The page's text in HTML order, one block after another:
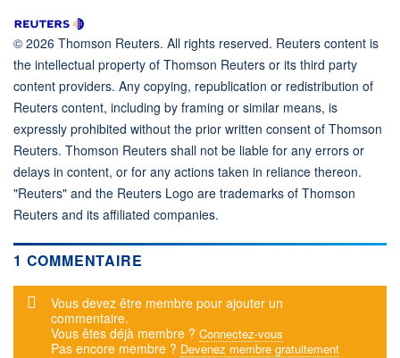
© 2026 Thomson Reuters. All rights reserved. Reuters content is
the intellectual property of Thomson Reuters or its third party
content providers. Any copying, republication or redistribution of
Reuters content, including by framing or similar means, is
expressly prohibited without the prior written consent of Thomson
Reuters. Thomson Reuters shall not be liable for any errors or
delays in content, or for any actions taken in reliance thereon.
"Reuters" and the Reuters Logo are trademarks of Thomson
Reuters and its affiliated companies.
1 COMMENTAIRE
Message d'alerte
Vous devez être membre pour ajouter un
commentaire.
Vous êtes déjà membre ? Connectez-vous
Pas encore membre ? Devenez membre gratuitement